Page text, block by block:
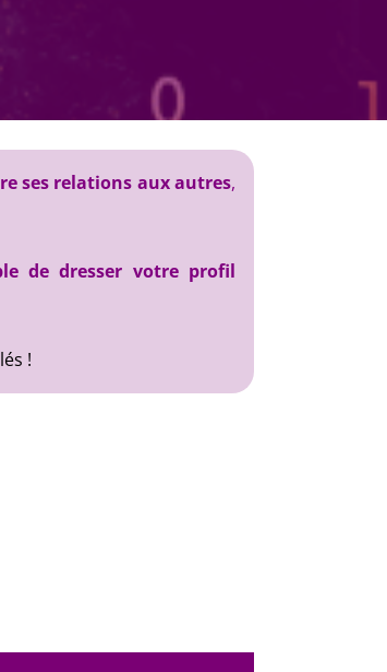
ses relations aux autres,
de dresser votre profil
!